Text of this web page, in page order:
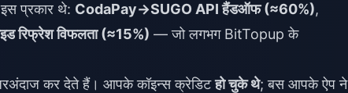
प्रकार थे: CodaPay→SUGO API हैंडऑफ (≈60%),
रिफ्रेश विफलता (≈15%) — जो लगभग BitTopup के
कर देते हैं। आपके कॉइन्स क्रेडिटहो चुके थे; बस आपके ऐप ने